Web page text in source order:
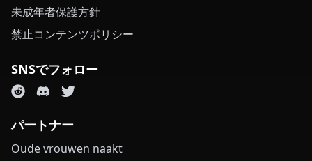
未成年者保護方針
禁止コンテンツポリシー
SNSでフォロー
パートナー
Oude vrouwen naakt